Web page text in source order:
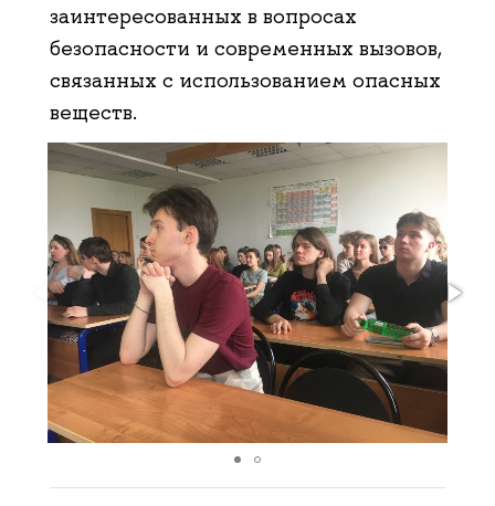
заинтересованных в вопросах
безопасности и современных вызовов,
связанных с использованием опасных
веществ.